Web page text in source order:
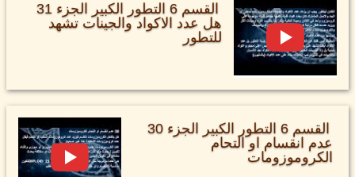
القسم 6 التطور الكبير الجزء 31
هل عدد الاكواد والجينات تشهد
للتطور
القسم 6 التطور الكبير الجزء 30
عدم انقسام او التحام
الكروموزومات